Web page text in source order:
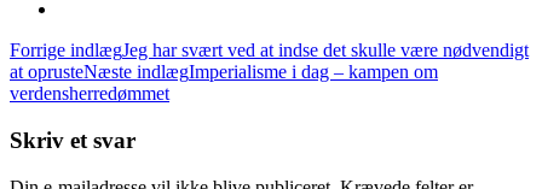
Indlægsnavigation
Forrige indlægJeg har svært ved at indse det skulle være nødvendigt
at oprusteNæste indlægImperialisme i dag – kampen om
verdensherredømmet
Skriv et svar